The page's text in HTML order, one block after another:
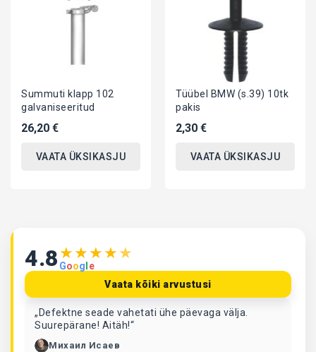
Summuti klapp 102
galvaniseeritud
26,20 €
VAATA ÜKSIKASJU
Tüübel BMW (s.39) 10tk
pakis
2,30 €
VAATA ÜKSIKASJU
4.8★★★★ ★
Goog e
Vaata kõiki arvustusi
„Defektne seade vahetati ühe päevaga välja.
Suurepärane! Aitäh!“
Михаил Исаев